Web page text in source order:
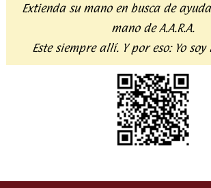
Extienda su mano en busca de
mano de A.A.R.A.
Este siempre allí. Y por eso: Yo